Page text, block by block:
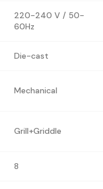
220-240 V / 50-
60Hz
Die-cast
Mechanical
Grill+Griddle
8